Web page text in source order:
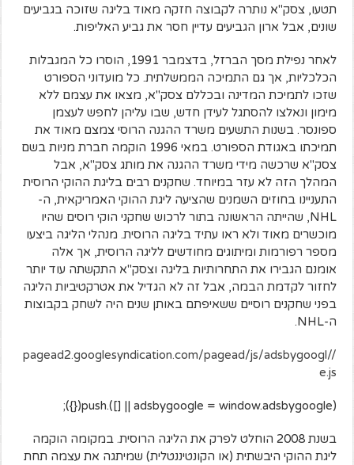
תטעו, צסק"א נותרה לקבוצה חזקה מאוד בליגה שזוכה בגביעים
שונים, אבל ארון הגביעים עדיין חסר את גביע האליפות.
לאחר נפילת מסך הברזל, בדצמבר 1991, הוסרו כל המגבלות
הכלכליות, אך גם התמיכה הממשלתית. כל מועדוני הספורט
שזכו לתמיכת המדינה ובכללם צסק"א, מצאו את עצמם ללא
מימון ונאלצו להסתגל לעידן חדש, שבו עליהן לחפש לעצמן
ספונסר. בשנות התשעים משרד ההגנה הרוסי צמצם מאוד את
תמיכתו באגודת הספורט. במאי 1996 הוקמה חברת מניות בשם
צסק"א שרכשה מידי משרד ההגנה את מותג צסק"א, אבל
המהלך הזה לא עזר במיוחד. שחקנים רבים בליגת ההוקי הרוסית
התעניינו בחוזים השמנים שהציעה ליגת ההוקי האמריקאית, ה-
NHL, שהייתה הראשונה בתור לרכוש שחקני הוקי רוסים שהיו
מוכשרים מאוד ולא ראו עתיד בליגה הרוסית. מנהלי הליגה ביצעו
מספר רפורמות ומיתוגים מחודשים לליגה הרוסית, אך אלה
אומנם הגבירו את התחרותיות בליגה וצסק"א התקשתה עוד יותר
לחזור לקדמת הבמה, אבל זה לא הגדיל את אטרקטיביות הליגה
בפני שחקנים רוסיים ששאיפתם באותן שנים היה לשחק בקבוצות
ה-NHL.
//pagead2.googlesyndication.com/pagead/js/adsbygoogl
e.js
(adsbygoogle = window.adsbygoogle || []).push({});
בשנת 2008 הוחלט לפרק את הליגה הרוסית. במקומה הוקמה
ליגת ההוקי היבשתית (או הקונטיננטלית) שמיתגה את עצמה תחת